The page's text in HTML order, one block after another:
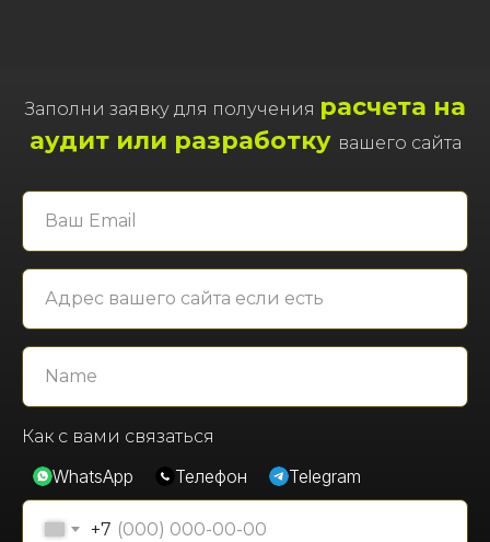
Заполни заявку для получения расчета на
аудит или разработку вашего сайта
Как с вами связаться
WhatsApp Телефон Telegram
+7